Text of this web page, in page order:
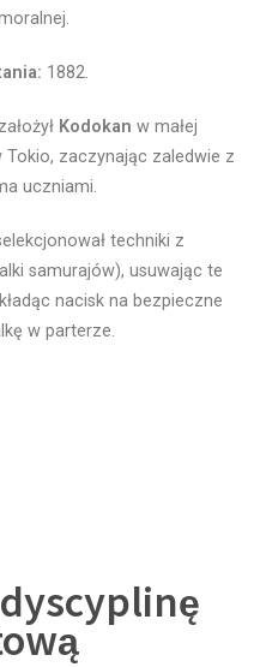
1882.
Kodokan w małej
Tokio, zaczynając zaledwie z
uczniami.
techniki z
samurajów), usuwając te
nacisk na bezpieczne
w parterze.